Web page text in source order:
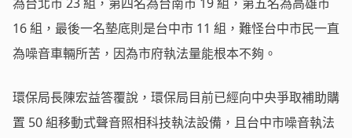
16 組，最後一名墊底則是台中市 11 組，難怪台中市民一直
為噪音車輛所苦，因為市府執法量能根本不夠。
環保局長陳宏益答覆說，環保局目前已經向中央爭取補助購
置 50 組移動式聲音照相科技執法設備，且台中市噪音執法